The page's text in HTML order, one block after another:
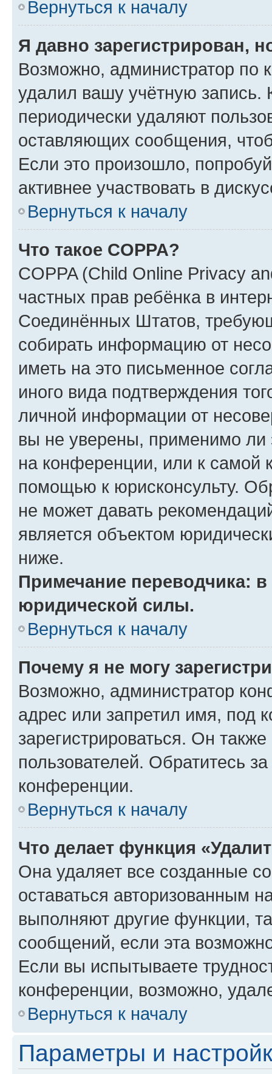
Вернуться к началу
Я давно зарегистрирован,
Возможно, администратор по
удалил вашу учётную запись.
периодически удаляют
оставляющих сообщения,
Если это произошло,
активнее участвовать в
Вернуться к началу
Что такое COPPA?
COPPA (Child Online Privacy
частных прав ребёнка в
Соединённых Штатов,
собирать информацию от
иметь на это письменное
иного вида подтверждения
личной информации от
вы не уверены, применимо ли
на конференции, или к самой
помощью к юрисконсульту.
не может давать
является объектом
ниже.
Примечание переводчика:
юридической силы.
Вернуться к началу
Почему я не могу
Возможно, администратор
адрес или запретил имя, под
зарегистрироваться. Он
пользователей. Обратитесь
конференции.
Вернуться к началу
Что делает функция
Она удаляет все созданные
оставаться авторизованным
выполняют другие функции,
сообщений, если эта
Если вы испытываете
конференции, возможно,
Вернуться к началу
Параметры и